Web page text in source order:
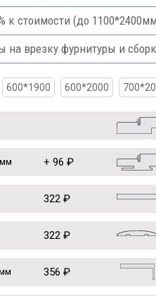
к стоимости (до
врезку фурнитуры и
600*1900 600*2000
+ 96 ₽
322 ₽
322 ₽
356 ₽